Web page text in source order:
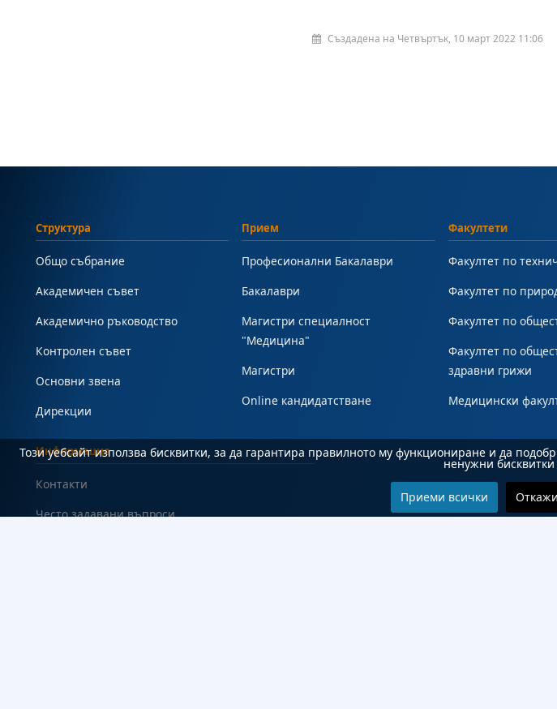
Създадена на Четвъртък, 10 март 2022 11:06
Структура
Общо събрание
Академичен съвет
Академично ръководство
Контролен съвет
Основни звена
Дирекции
Прием
Професионални Бакалаври
Бакалаври
Магистри специалност
"Медицина"
Магистри
Online кандидатстване
Факултети
Факултет по
Факултет по
Факултет по
Факултет по
здравни грижи
Медицински
Информация
Контакти
Често задавани въпроси
Този уебсайт използва бисквитки, за да гарантира правилното му функциониране и да
ненужни
Приеми всички